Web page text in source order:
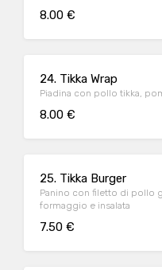
8.00 €
24. Tikka Wrap
Piadina con pollo tikka,
8.00 €
25. Tikka Burger
Panino con filetto di pollo
formaggio e insalata
7.50 €